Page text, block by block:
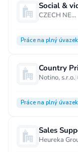
Social &
CZECH NEWS CENTER a.s.
Práce na plný úvazek
Country
Notino, s.r.o.|
Práce na plný úvazek
Sales
Heureka